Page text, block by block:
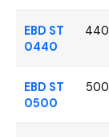
EBD ST
0440
440
EBD ST
0500
500